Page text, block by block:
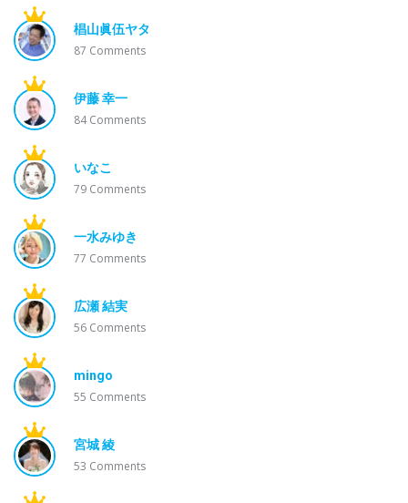
椙山眞伍ヤタ
87 Comments
伊藤 幸一
84Comments
いなこ
79 Comments
一水みゆき
77 Comments
広瀬 結実
56 Comments
mingo
55 Comments
宮城 綾
53 Comments